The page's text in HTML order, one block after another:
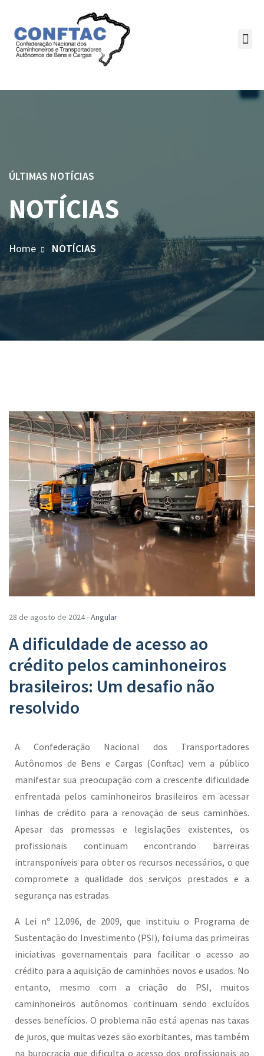
ÚLTIMAS NOTÍCIAS
NOTÍCIAS
Home NOTÍCIAS
28 de agosto de 2024 -Angular
A dificuldade de acesso ao
crédito pelos caminhoneiros
brasileiros: Um desafio não
resolvido
A Confederação Nacional dos Transportadores
Autônomos de Bens e Cargas (Conftac) vem a público
manifestar sua preocupação com a crescente dificuldade
enfrentada pelos caminhoneiros brasileiros em acessar
linhas de crédito para a renovação de seus caminhões.
Apesar das promessas e legislações existentes, os
profissionais continuam encontrando barreiras
intransponíveis para obter os recursos necessários, o que
compromete a qualidade dos serviços prestados e a
segurança nas estradas.
A Lei nº 12.096, de 2009, que instituiu o Programa de
Sustentação do Investimento (PSI), foi uma das primeiras
iniciativas governamentais para facilitar o acesso ao
crédito para a aquisição de caminhões novos e usados. No
entanto, mesmo com a criação do PSI, muitos
caminhoneiros autônomos continuam sendo excluídos
desses benefícios. O problema não está apenas nas taxas
de juros, que muitas vezes são exorbitantes, mas também
na burocracia que dificulta o acesso dos profissionais ao